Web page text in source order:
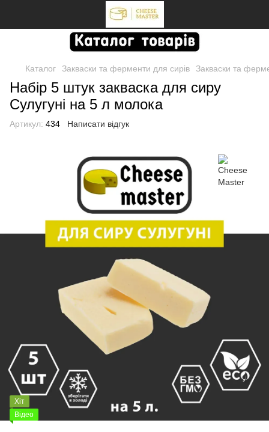
Каталог Закваски та ферменти для сирів Закваски та
Набір 5 штук закваска для сиру
Сулугуні на 5 л молока
Артикул: 434 Написати відгук
Хіт
Відео